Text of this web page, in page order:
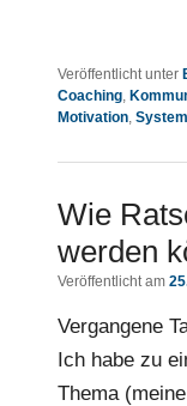
Veröffentlicht unter
Coaching,
Motivation,
Wie
werden
Veröffentlicht am
Vergangene
Ich habe zu
Thema